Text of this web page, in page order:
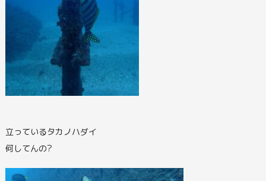
立っているタカノハダイ
何してんの?